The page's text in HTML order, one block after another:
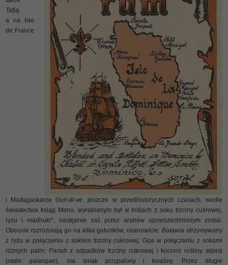
Tafją
a na Isle
de France
i MadagaskarzeGuil-di-ve , jeszcze w przedhistorycznych czasach, wedle
świadectwa ksiąg Menu, wyrabianym był w Indjach z soku trzciny cukrowej,
ryżu i madhuki*, następnie zaś przez arabów upowszechnionym został.
Obecnie rozróżniają go na kilka gatunków, mianowicie: Batawia otrzymywany
z ryżu w połączeniu z sokiem trzciny cukrowej;Goa w połączeniu z sokami
różnych palm; Pariah z odpadków trzciny cukrowej i korzeni rośliny alpinji
(radix galangae), ma smak przypalony i kwaśny. Przez długie